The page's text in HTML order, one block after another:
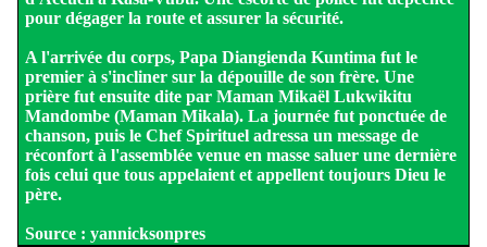
pour dégager la route et assurer la sécurité.
A l'arrivée du corps, Papa Diangienda Kuntima fut le
premier à s'incliner sur la dépouille de son frère. Une
prière fut ensuite dite par Maman Mikaël Lukwikitu
Mandombe (Maman Mikala). La journée fut ponctuée de
chanson, puis le Chef Spirituel adressa un message de
réconfort à l'assemblée venue en masse saluer une dernière
fois celui que tous appelaient et appellent toujours Dieu le
père.
Source : yannicksonpres